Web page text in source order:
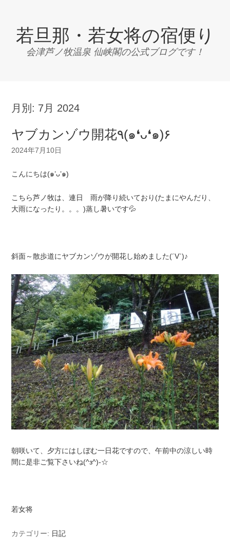
若旦那・若女将の宿便り
会津芦ノ牧温泉 仙峡閣の公式ブログです！
月別: 7月 2024
ヤブカンゾウ開花٩(๑❛ᴗ❛๑)۶
2024年7月10日
こんにちは(๑’ᴗ’๑)
こちら芦ノ牧は、連日 雨が降り続いており(たまにやんだり、
大雨になったり。。。)蒸し暑いです💦
斜面～散歩道にヤブカンゾウが開花し始めました(´V`)♪
朝咲いて、夕方にはしぼむ一日花ですので、午前中の涼しい時
間に是非ご覧下さいね(^з^)-☆
若女将
カテゴリー: 日記